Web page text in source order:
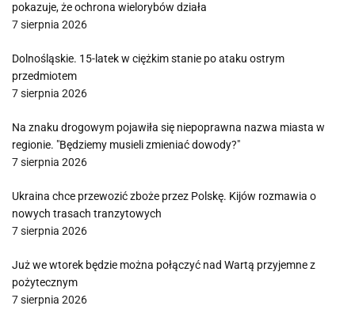
pokazuje, że ochrona wielorybów działa
7 sierpnia 2026
Dolnośląskie. 15-latek w ciężkim stanie po ataku ostrym
przedmiotem
7 sierpnia 2026
Na znaku drogowym pojawiła się niepoprawna nazwa miasta w
regionie. "Będziemy musieli zmieniać dowody?"
7 sierpnia 2026
Ukraina chce przewozić zboże przez Polskę. Kijów rozmawia o
nowych trasach tranzytowych
7 sierpnia 2026
Już we wtorek będzie można połączyć nad Wartą przyjemne z
pożytecznym
7 sierpnia 2026